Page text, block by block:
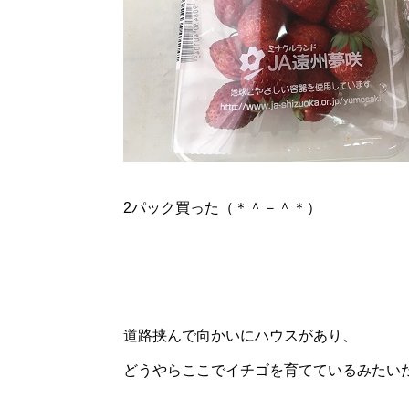
2パック買った（＊＾－＾＊）
道路挟んで向かいにハウスがあり、
どうやらここでイチゴを育てているみたい